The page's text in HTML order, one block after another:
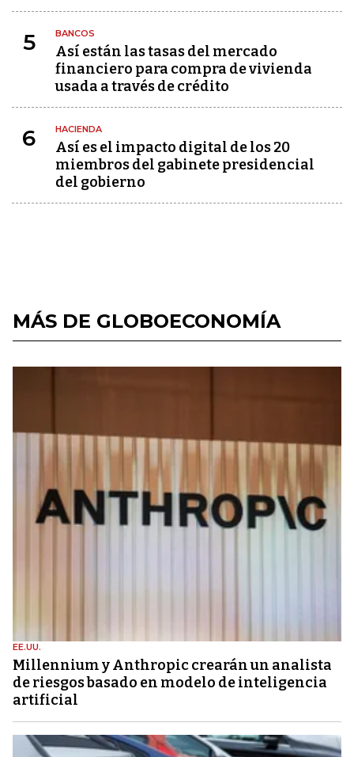
5 BANCOS
Así están las tasas del mercado
financiero para compra de vivienda
usada a través de crédito
6 HACIENDA
Así es el impacto digital de los 20
miembros del gabinete presidencial
del gobierno
MÁS DE GLOBOECONOMÍA
EE.UU.
Millennium y Anthropic crearán un analista
de riesgos basado en modelo de inteligencia
artificial